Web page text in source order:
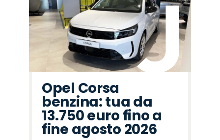
Opel Corsa
benzina: tua da
13.750 euro fino a
fine agosto 2026